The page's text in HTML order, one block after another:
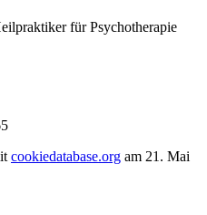
für Psychotherapie
cookiedatabase.org am 21. Mai